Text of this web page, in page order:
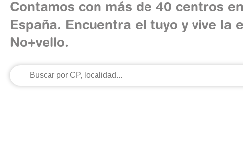
Contamos con más de 40 centros
España. Encuentra el tuyo y vive la
No+vello.